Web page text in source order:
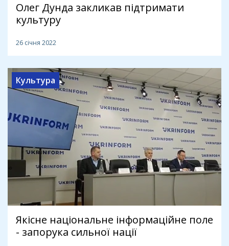
Олег Дунда закликав підтримати
культуру
26 січня 2022
Культура
Якісне національне інформаційне поле
- запорука сильної нації